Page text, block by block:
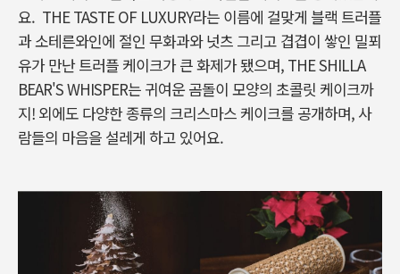
요. THE TASTE OF LUXURY라는 이름에 걸맞게 블랙 트러플
과 소테른와인에 절인 무화과와 넛츠 그리고 겹겹이 쌓인 밀푀
유가 만난 트러플 케이크가 큰 화제가 됐으며, THE SHILLA
BEAR'S WHISPER는 귀여운 곰돌이 모양의 초콜릿 케이크까
지! 외에도 다양한 종류의 크리스마스 케이크를 공개하며, 사
람들의 마음을 설레게 하고 있어요.